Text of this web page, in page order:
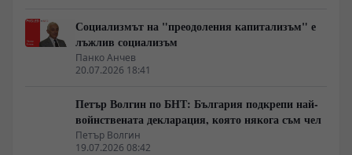
Социализмът на "преодоления капитализъм" е
лъжлив социализъм
Панко Анчев
20.07.2026 18:41
Петър Волгин по БНТ: България подкрепи най-
войнствената декларация, която някога съм чел
Петър Волгин
19.07.2026 08:42